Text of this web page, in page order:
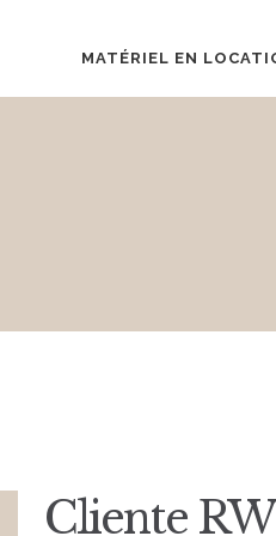
MATÉRIEL EN
Cliente